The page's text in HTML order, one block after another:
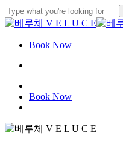
Skip
to
main
content
Close
Book Now
Menu
Book Now